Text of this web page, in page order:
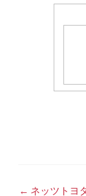
← ネッツトヨ